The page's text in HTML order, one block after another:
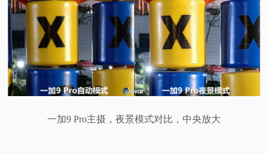
一加9 Pro主摄，夜景模式对比，中央放大